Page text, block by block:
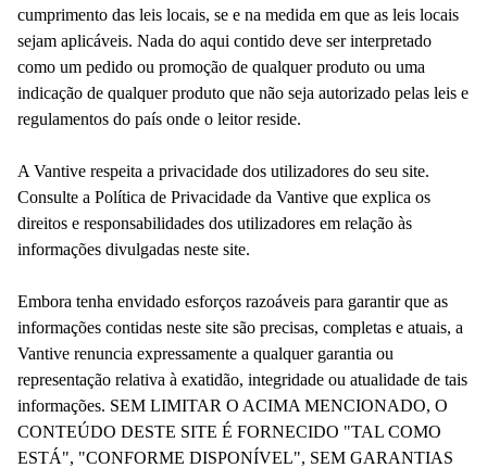
cumprimento das leis locais, se e na medida em que as leis locais
sejam aplicáveis. Nada do aqui contido deve ser interpretado
como um pedido ou promoção de qualquer produto ou uma
indicação de qualquer produto que não seja autorizado pelas leis e
regulamentos do país onde o leitor reside.
A Vantive respeita a privacidade dos utilizadores do seu site.
Consulte a Política de Privacidade da Vantive que explica os
direitos e responsabilidades dos utilizadores em relação às
informações divulgadas neste site.
Embora tenha envidado esforços razoáveis para garantir que as
informações contidas neste site são precisas, completas e atuais, a
Vantive renuncia expressamente a qualquer garantia ou
representação relativa à exatidão, integridade ou atualidade de tais
informações. SEM LIMITAR O ACIMA MENCIONADO, O
CONTEÚDO DESTE SITE É FORNECIDO "TAL COMO
ESTÁ", "CONFORME DISPONÍVEL", SEM GARANTIAS